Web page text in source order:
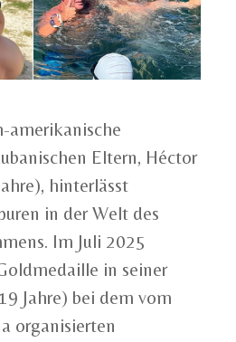
amerikanische
Eltern, Héctor
hinterlässt
in der Welt des
Im Juli 2025
in seiner
Jahre) bei dem vom
organisierten